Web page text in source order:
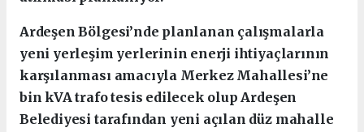
Ardeşen Bölgesi’nde planlanan çalışmalarla
yeni yerleşim yerlerinin enerji ihtiyaçlarının
karşılanması amacıyla Merkez Mahallesi’ne
bin kVA trafo tesis edilecek olup Ardeşen
Belediyesi tarafından yeni açılan düz mahalle